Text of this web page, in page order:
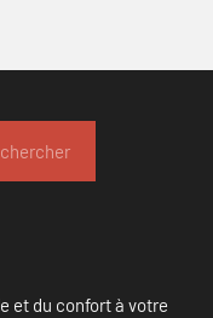
et du confort à votre